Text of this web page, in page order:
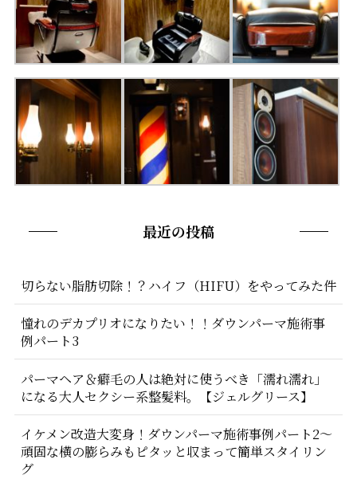
最近の投稿
切らない脂肪切除！？ハイフ（HIFU）をやってみた件
憧れのデカプリオになりたい！！ダウンパーマ施術事
例パート3
パーマヘア＆癖毛の人は絶対に使うべき「濡れ濡れ」
になる大人セクシー系整髪料。【ジェルグリース】
イケメン改造大変身！ダウンパーマ施術事例パート2〜
頑固な横の膨らみもピタッと収まって簡単スタイリン
グ